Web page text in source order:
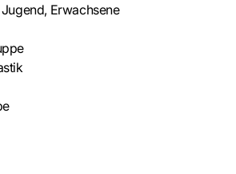
Erwachsene